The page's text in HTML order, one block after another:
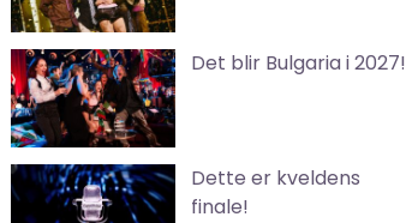
Det blir Bulgaria i 2027!
Dette er kveldens
finale!